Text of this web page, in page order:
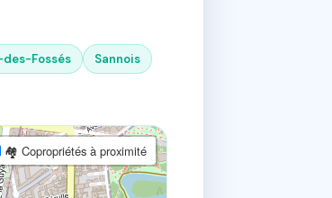
Fossés
Sannois
🏘 Copropriétés à proximité